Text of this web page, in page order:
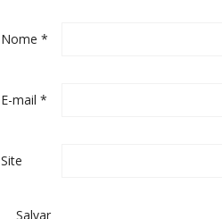
Nome *
E-mail *
Site
Salvar